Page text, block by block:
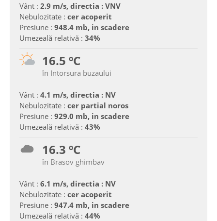
Vânt : 2.9 m/s, directia : VNV
Nebulozitate : cer acoperit
Presiune : 948.4 mb, in scadere
Umezeală relativă : 34%
16.5 ºC
în Intorsura buzaului
Vânt : 4.1 m/s, directia : NV
Nebulozitate : cer partial noros
Presiune : 929.0 mb, in scadere
Umezeală relativă : 43%
16.3 ºC
în Brasov ghimbav
Vânt : 6.1 m/s, directia : NV
Nebulozitate : cer acoperit
Presiune : 947.4 mb, in scadere
Umezeală relativă : 44%